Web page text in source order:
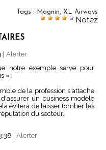
Tags : Magnin, XL Airways
Notez
Alerter
notre exemple serve pour
» !
de la profession s'attache
un business modèle
évitera de laisser tomber les
du secteur.
Alerter